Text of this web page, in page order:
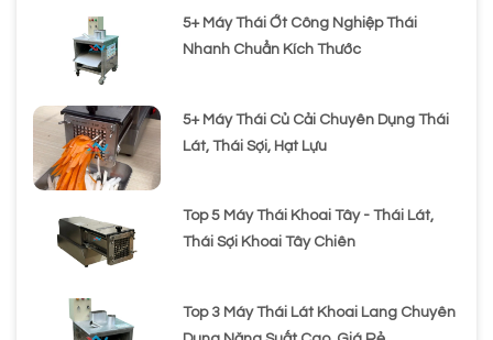
5+ Máy Thái Ớt Công Nghiệp Thái
Nhanh Chuẩn Kích Thước
5+ Máy Thái Củ Cải Chuyên Dụng Thái
Lát, Thái Sợi, Hạt Lựu
Top 5 Máy Thái Khoai Tây - Thái Lát,
Thái Sợi Khoai Tây Chiên
Top 3 Máy Thái Lát Khoai Lang Chuyên